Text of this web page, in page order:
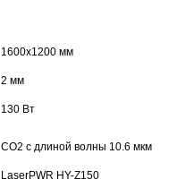
1600х1200 мм
2 мм
130 Вт
CO2 с длиной волны 10.6 мкм
LaserPWR HY-Z150